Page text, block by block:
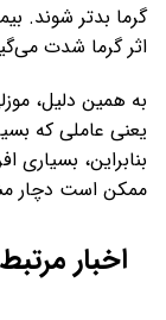
گرما بدتر شوند.
اثر گرما شدت
به همین دلیل،
یعنی عاملی که
ممکن است دچار
اخبار مرتبط